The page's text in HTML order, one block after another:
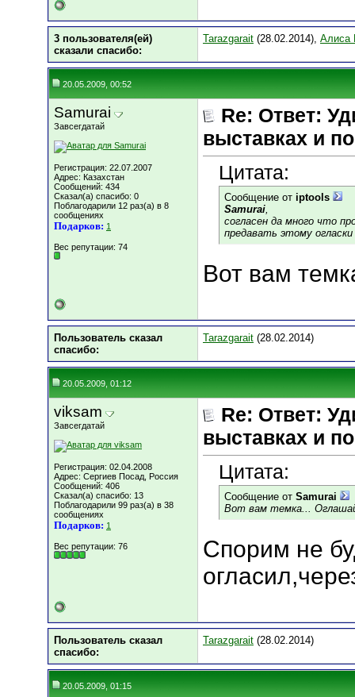
3 пользователя(ей)
сказали cпасибо:
Tarazgarait (28.02.2014), Алиса
20.05.2009, 00:52
Samurai
Завсегдатай
Регистрация: 22.07.2007
Адрес: Казахстан
Сообщений: 434
Сказал(а) спасибо: 0
Поблагодарили 12 раз(а) в 8
сообщениях
Подарков: 1
Вес репутации: 74
Re: Ответ:
выставках и
Цитата:
Сообщение от iptools
Samurai,
согласен да много что
предавать этому
Вот вам
Пользователь сказал
cпасибо:
Tarazgarait (28.02.2014)
20.05.2009, 01:12
viksam
Завсегдатай
Регистрация: 02.04.2008
Адрес: Сергиев Посад, Россия
Сообщений: 406
Сказал(а) спасибо: 13
Поблагодарили 99 раз(а) в 38
сообщениях
Подарков: 1
Вес репутации: 76
Re: Ответ:
выставках и
Цитата:
Сообщение от Samurai
Вот вам темка...
Спорим не
Пользователь сказал
cпасибо:
Tarazgarait (28.02.2014)
20.05.2009, 01:15